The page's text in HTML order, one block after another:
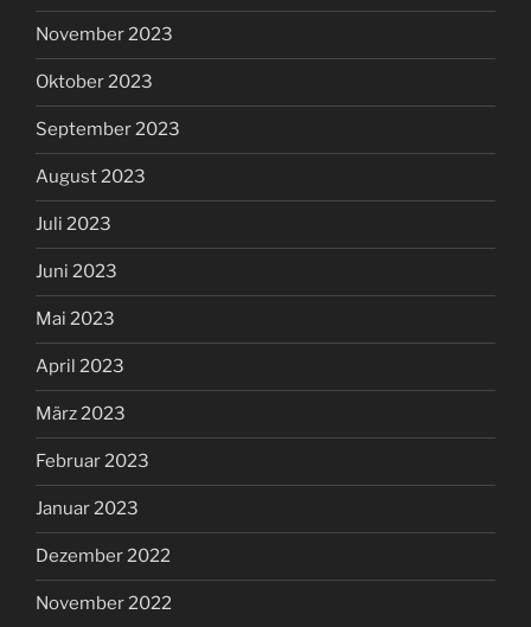
November 2023
Oktober 2023
September 2023
August 2023
Juli 2023
Juni 2023
Mai 2023
April 2023
März 2023
Februar 2023
Januar 2023
Dezember 2022
November 2022